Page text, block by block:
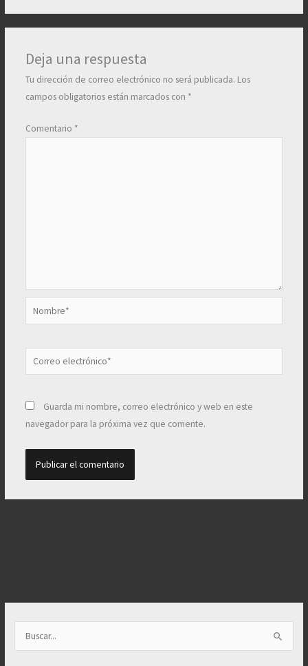
Deja una respuesta
Tu dirección de correo electrónico no será publicada. Los
campos obligatorios están marcados con *
Comentario *
Nombre*
Correo
electrónico*
Guarda mi nombre, correo electrónico y web en este
navegador para la próxima vez que comente.
u